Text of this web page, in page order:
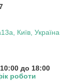
Київ, Україна
до 18:00
роботи